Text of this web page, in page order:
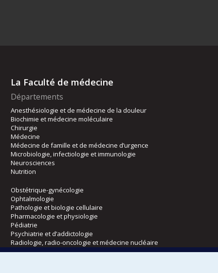
La Faculté de médecine
Départements
Anesthésiologie et de médecine de la douleur
Biochimie et médecine moléculaire
Chirurgie
Médecine
Médecine de famille et de médecine d’urgence
Microbiologie, infectiologie et immunologie
Neurosciences
Nutrition
Obstétrique-gynécologie
Ophtalmologie
Pathologie et biologie cellulaire
Pharmacologie et physiologie
Pédiatrie
Psychiatrie et d’addictologie
Radiologie, radio-oncologie et médecine nucléaire